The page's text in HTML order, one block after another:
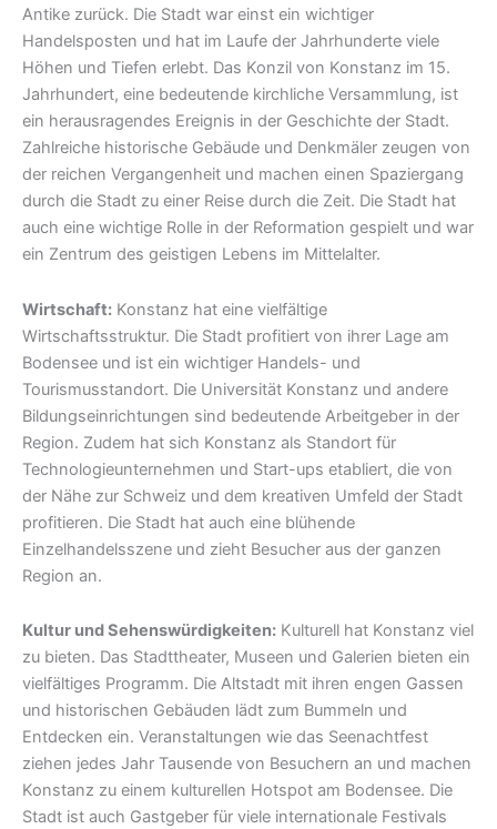
Antike zurück. Die Stadt war einst ein wichtiger
Handelsposten und hat im Laufe der Jahrhunderte viele
Höhen und Tiefen erlebt. Das Konzil von Konstanz im 15.
Jahrhundert, eine bedeutende kirchliche Versammlung, ist
ein herausragendes Ereignis in der Geschichte der Stadt.
Zahlreiche historische Gebäude und Denkmäler zeugen von
der reichen Vergangenheit und machen einen Spaziergang
durch die Stadt zu einer Reise durch die Zeit. Die Stadt hat
auch eine wichtige Rolle in der Reformation gespielt und war
ein Zentrum des geistigen Lebens im Mittelalter.
Wirtschaft: Konstanz hat eine vielfältige
Wirtschaftsstruktur. Die Stadt profitiert von ihrer Lage am
Bodensee und ist ein wichtiger Handels- und
Tourismusstandort. Die Universität Konstanz und andere
Bildungseinrichtungen sind bedeutende Arbeitgeber in der
Region. Zudem hat sich Konstanz als Standort für
Technologieunternehmen und Start-ups etabliert, die von
der Nähe zur Schweiz und dem kreativen Umfeld der Stadt
profitieren. Die Stadt hat auch eine blühende
Einzelhandelsszene und zieht Besucher aus der ganzen
Region an.
Kultur und Sehenswürdigkeiten: Kulturell hat Konstanz viel
zu bieten. Das Stadttheater, Museen und Galerien bieten ein
vielfältiges Programm. Die Altstadt mit ihren engen Gassen
und historischen Gebäuden lädt zum Bummeln und
Entdecken ein. Veranstaltungen wie das Seenachtfest
ziehen jedes Jahr Tausende von Besuchern an und machen
Konstanz zu einem kulturellen Hotspot am Bodensee. Die
Stadt ist auch Gastgeber für viele internationale Festivals